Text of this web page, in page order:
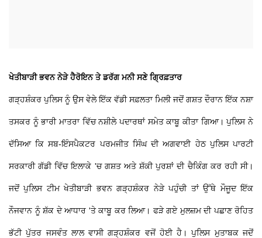
ਖੇਤੀਬਾੜੀ ਭਵਨ ਨੇੜੇ ਹੈਰੋਇਨ ਤੇ ਡਰੱਗ ਮਨੀ ਸਣੇ ਗ੍ਰਿਫ਼ਤਾਰ
ਗੜ੍ਹਸ਼ੰਕਰ ਪੁਲਿਸ ਨੂੰ ਉਸ ਵੇਲੇ ਇੱਕ ਵੱਡੀ ਸਫ਼ਲਤਾ ਮਿਲੀ ਜਦੋਂ ਗਸ਼ਤ ਦੌਰਾਨ ਇੱਕ ਨਸ਼ਾ
ਤਸਕਰ ਨੂੰ ਭਾਰੀ ਮਾਤਰਾ ਵਿੱਚ ਨਸ਼ੀਲੇ ਪਦਾਰਥਾਂ ਸਮੇਤ ਕਾਬੂ ਕੀਤਾ ਗਿਆ। ਪੁਲਿਸ ਨੇ
ਦੱਸਿਆ ਕਿ ਸਬ-ਇੰਸਪੈਕਟਰ ਪਰਮਜੀਤ ਸਿੰਘ ਦੀ ਅਗਵਾਈ ਹੇਠ ਪੁਲਿਸ ਪਾਰਟੀ
ਸਰਕਾਰੀ ਗੱਡੀ ਵਿੱਚ ਇਲਾਕੇ 'ਚ ਗਸ਼ਤ ਅਤੇ ਸ਼ੱਕੀ ਪੁਰਸ਼ਾਂ ਦੀ ਚੈਕਿੰਗ ਕਰ ਰਹੀ ਸੀ।
ਜਦੋਂ ਪੁਲਿਸ ਟੀਮ ਖੇਤੀਬਾੜੀ ਭਵਨ ਗੜ੍ਹਸ਼ੰਕਰ ਨੇੜੇ ਪਹੁੰਚੀ ਤਾਂ ਉੱਥੇ ਮੌਜੂਦ ਇੱਕ
ਨੌਜਵਾਨ ਨੂੰ ਸ਼ੱਕ ਦੇ ਆਧਾਰ 'ਤੇ ਕਾਬੂ ਕਰ ਲਿਆ। ਫੜੇ ਗਏ ਮੁਲਜ਼ਮ ਦੀ ਪਛਾਣ ਰੋਹਿਤ
ਭੱਟੀ ਪੁੱਤਰ ਜਸਵੰਤ ਲਾਲ ਵਾਸੀ ਗੜ੍ਹਸ਼ੰਕਰ ਵਜੋਂ ਹੋਈ ਹੈ। ਪੁਲਿਸ ਮੁਤਾਬਕ ਜਦੋਂ